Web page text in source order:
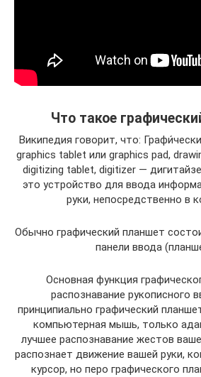
Что такое
Википедия говорит, что:
graphics tablet или graphics pad,
digitizing tablet, digitizer —
это устройство для ввода
руки, непосредственно в
Обычно графический планшет
панели ввода
Основная функция
распознавание рукописного
принципиально графический
компьютерная мышь, только
лучшее распознавание жестов
распознает движение вашей руки,
курсор, но перо графического